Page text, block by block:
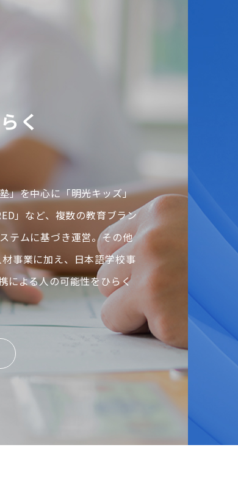
く
」を中心に「明光キッズ」
」など、複数の教育ブラン
テムに基づき運営。その他
材事業に加え、日本語学校事
による人の可能性をひらく